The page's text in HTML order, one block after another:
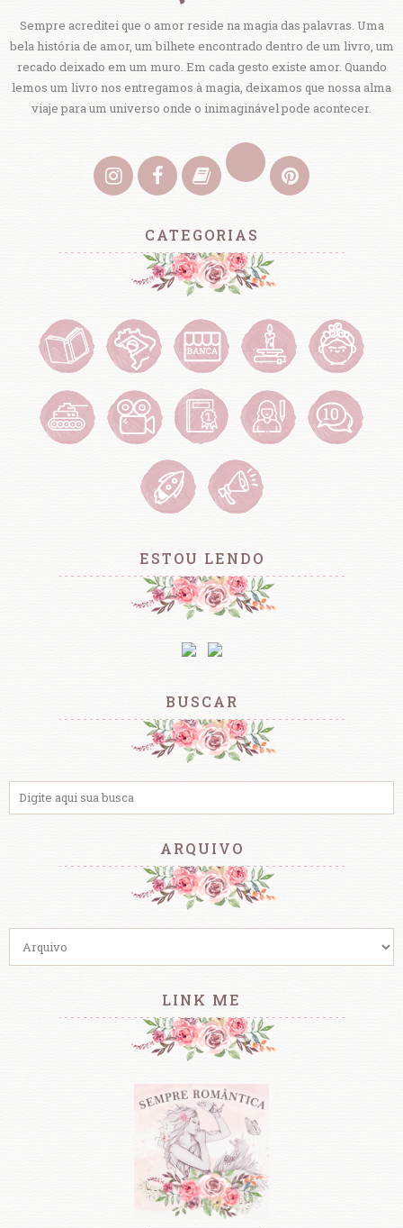
Sempre acreditei que o amor reside na magia das palavras. Uma
bela história de amor, um bilhete encontrado dentro de um livro, um
recado deixado em um muro. Em cada gesto existe amor. Quando
lemos um livro nos entregamos à magia, deixamos que nossa alma
viaje para um universo onde o inimaginável pode acontecer.
CATEGORIAS
ESTOU LENDO
BUSCAR
ARQUIVO
LINK ME